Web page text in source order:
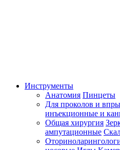
Инструменты
Анатомия Пинцеты
Для проколов и
инъекционные и
Общая хирургия
ампутационные